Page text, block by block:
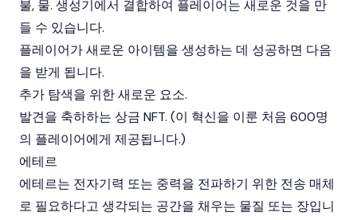
불, 물. 생성기에서 결합하여 플레이어는 새로운 것을 만
들 수 있습니다.
플레이어가 새로운 아이템을 생성하는 데 성공하면 다음
을 받게 됩니다.
추가 탐색을 위한 새로운 요소.
발견을 축하하는 상금 NFT. (이 혁신을 이룬 처음 600명
의 플레이어에게 제공됩니다.)
에테르
에테르는 전자기력 또는 중력을 전파하기 위한 전송 매체
로 필요하다고 생각되는 공간을 채우는 물질 또는 장입니